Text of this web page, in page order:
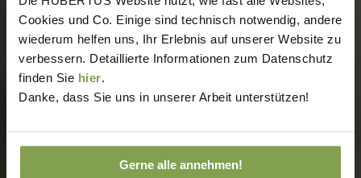
Cookies und Co. Einige sind technisch notwendig, andere
wiederum helfen uns, Ihr Erlebnis auf unserer Website zu
verbessern. Detaillierte Informationen zum Datenschutz
finden Sie hier.
Danke, dass Sie uns in unserer Arbeit unterstützen!
Gerne alle annehmen!